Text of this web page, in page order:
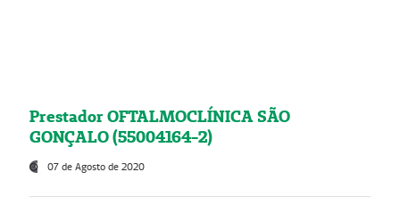
Prestador OFTALMOCLÍNICA SÃO
GONÇALO (55004164-2)
07 de Agosto de 2020